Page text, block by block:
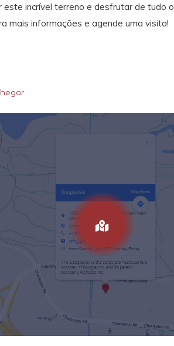
este incrível terreno e desfrutar de tudo
mais informações e agende uma visita!